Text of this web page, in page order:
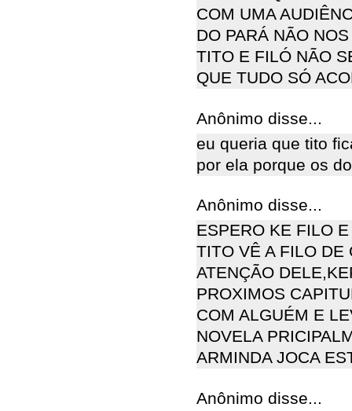
COM UMA
DO PARÁ NÃO
TITO E FILÓ NÃO
QUE TUDO SÓ
Anônimo disse...
eu queria que tito
por ela porque os
Anônimo disse...
ESPERO KE FILO
TITO VÊ A FILO DE
ATENÇÃO
PROXIMOS
COM ALGUÉM E
NOVELA
ARMINDA JOCA
Anônimo disse...